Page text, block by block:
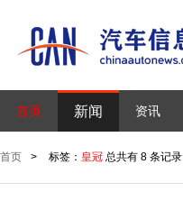
首页 新闻 资讯
首页 > 标签： 皇冠 总共有 8 条记录